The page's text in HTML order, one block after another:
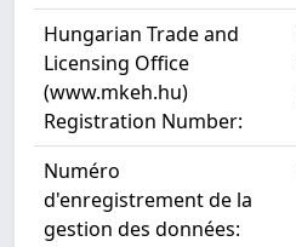
Hungarian Trade and
Licensing Office
(www.mkeh.hu)
Registration Number:
Numéro
d'enregistrement de la
gestion des données: